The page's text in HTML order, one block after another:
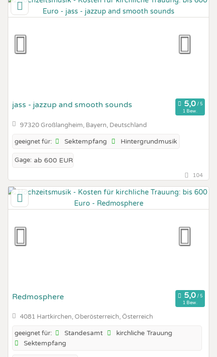
jass - jazzup and smooth sounds
1 Bew.
97320 Großlangheim, Bayern, Deutschland
geeignet für: Sektempfang Hintergrundmusik
Gage: ab 600 EUR
104
Redmosphere
1 Bew.
4081 Hartkirchen, Oberösterreich, Österreich
geeignet für: Standesamt
kirchliche Trauung
Sektempfang